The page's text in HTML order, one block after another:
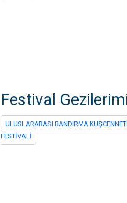
Festival
ULUSLARARASI BANDIRMA
FESTİVALİ